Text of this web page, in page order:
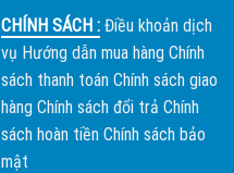
CHÍNH SÁCH : Điều khoản dịch
vụ Hướng dẫn mua hàng Chính
sách thanh toán Chính sách giao
hàng Chính sách đổi trả Chính
sách hoàn tiền Chính sách bảo
mật